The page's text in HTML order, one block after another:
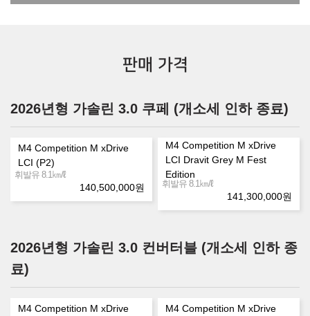
판매 가격
2026년형 가솔린 3.0 쿠페 (개소세 인하 종료)
M4 Competition M xDrive
LCI (P2)
휘발유 8.1㎞/ℓ
140,500,000원
M4 Competition M xDrive
LCI Dravit Grey M Fest
Edition
휘발유 8.1㎞/ℓ
141,300,000원
2026년형 가솔린 3.0 컨버터블 (개소세 인하 종
료)
M4 Competition M xDrive
M4 Competition M xDrive